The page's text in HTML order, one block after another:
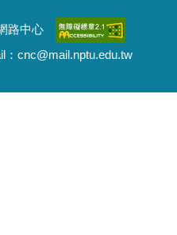
路中心
：cnc@mail.nptu.edu.tw